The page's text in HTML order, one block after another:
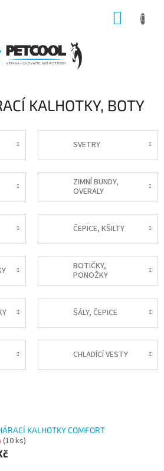
KALHOTKY, BOTY
SVETRY
ZIMNÍ BUNDY,
OVERALY
ČEPICE, KŠILTY
BOTIČKY,
PONOŽKY
ŠÁLY, ČEPICE
CHLADÍCÍ VESTY
KALHOTKY COMFORT
(10 ks)